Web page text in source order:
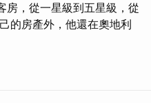
房，從一星級到五星級，從
的房產外，他還在奧地利